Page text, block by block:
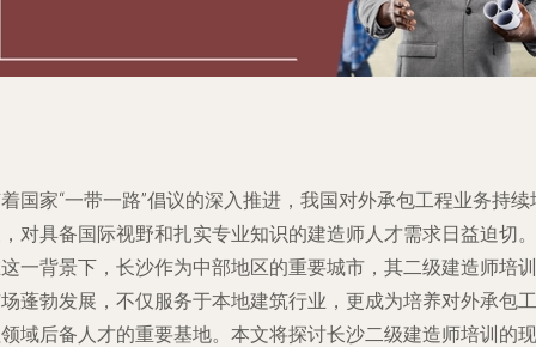
国家“一带一路”倡议的深入推进，我国对外承包工程业务持续
对具备国际视野和扎实专业知识的建造师人才需求日益迫切。
一背景下，长沙作为中部地区的重要城市，其二级建造师培训
蓬勃发展，不仅服务于本地建筑行业，更成为培养对外承包工
域后备人才的重要基地。本文将探讨长沙二级建造师培训的现